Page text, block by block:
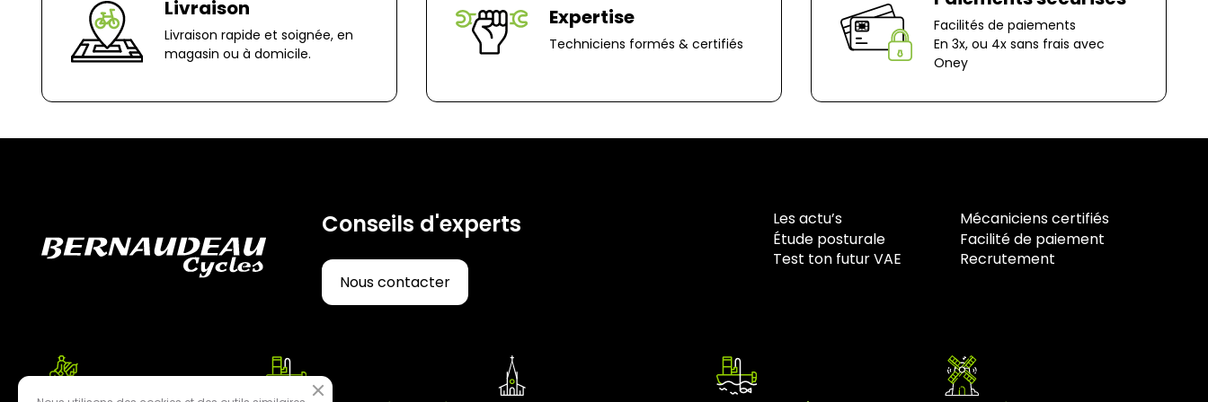
85000, Mouilleron-Le-Captif
Livraison
Livraison rapide et soignée, en
magasin ou à domicile.
Expertise
Techniciens formés & certifiés
Facilités de paiements
En 3x, ou 4x sans frais avec
Oney
Conseils d'experts
Nous contacter
Les actu’s
Mécaniciens certifiés
Étude posturale
Facilité de paiement
Test ton futur VAE
Recrutement